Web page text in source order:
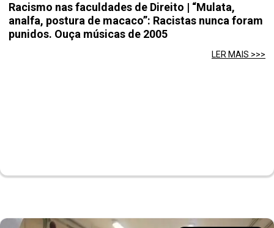
Racismo nas faculdades de Direito | “Mulata,
analfa, postura de macaco”: Racistas nunca foram
punidos. Ouça músicas de 2005
LER MAIS >>>